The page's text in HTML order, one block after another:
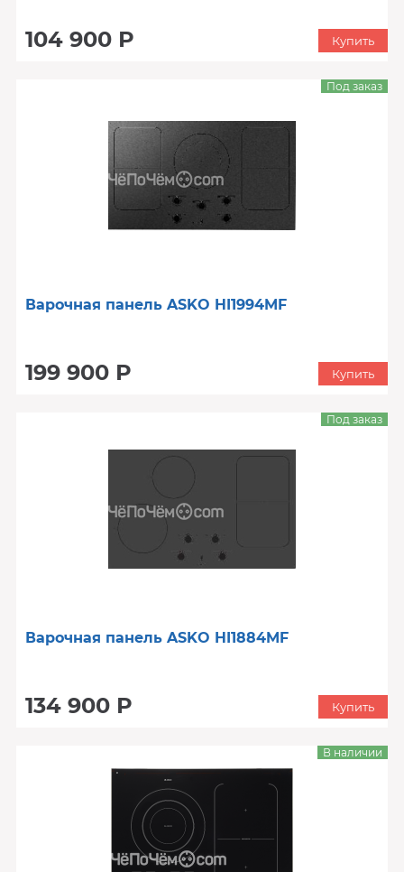
104 900 Р Купить
Варочная панель ASKO HI1994MF
199 900 Р
Под заказ
Купить
Варочная панель ASKO HI1884MF
134 900 Р
Под заказ
Купить
В наличии